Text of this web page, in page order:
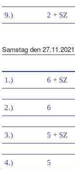
9.) 2 + SZ
Samstag den 27.11.2021
1.) 6 + SZ
2.) 6
3.) 5 + SZ
4.) 5